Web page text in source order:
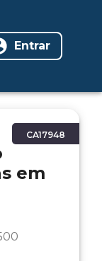
Entrar
CA17948
em